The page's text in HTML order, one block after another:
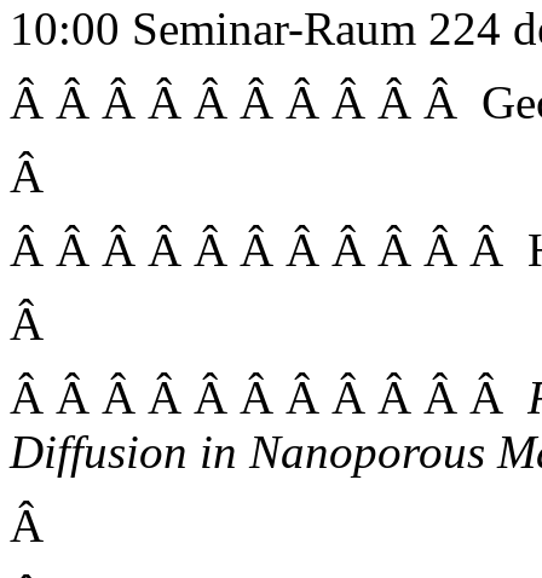
10:00 Seminar-Raum
Â Â Â Â Â Â Â Â Â Â
Â
Â Â Â Â Â Â Â Â Â Â Â
Â
Â Â Â Â Â Â Â Â Â Â Â
Diffusion in Nanoporous
Â